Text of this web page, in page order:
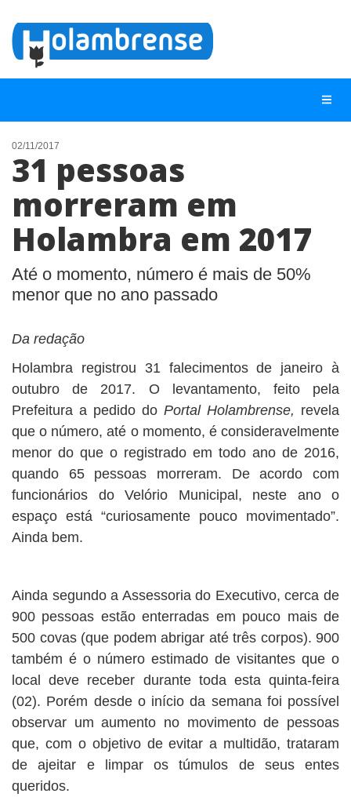
NOTÍCIAS
LISTA DIGITAL
TELEFONES ÚTEIS
02/11/2017
31 pessoas
morreram em
Holambra em 2017
Até o momento, número é mais de 50%
menor que no ano passado
Da redação
Holambra registrou 31 falecimentos de janeiro à
outubro de 2017. O levantamento, feito pela
Prefeitura a pedido do Portal Holambrense, revela
que o número, até o momento, é consideravelmente
menor do que o registrado em todo ano de 2016,
quando 65 pessoas morreram. De acordo com
funcionários do Velório Municipal, neste ano o
espaço está “curiosamente pouco movimentado”.
Ainda bem.
Ainda segundo a Assessoria do Executivo, cerca de
900 pessoas estão enterradas em pouco mais de
500 covas (que podem abrigar até três corpos). 900
também é o número estimado de visitantes que o
local deve receber durante toda esta quinta-feira
(02). Porém desde o início da semana foi possível
observar um aumento no movimento de pessoas
que, com o objetivo de evitar a multidão, trataram
de ajeitar e limpar os túmulos de seus entes
queridos.